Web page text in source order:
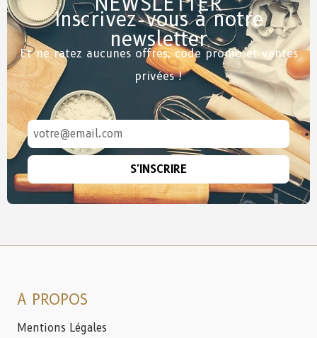
Inscrivez-vous à notre
newsletter
Et ne ratez aucunes offres, code promo et ventes
privées !
S'INSCRIRE
A PROPOS
Mentions Légales